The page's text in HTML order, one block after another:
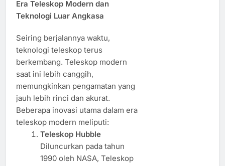
Era Teleskop Modern dan
Teknologi Luar Angkasa
Seiring berjalannya waktu,
teknologi teleskop terus
berkembang. Teleskop modern
saat ini lebih canggih,
memungkinkan pengamatan yang
jauh lebih rinci dan akurat.
Beberapa inovasi utama dalam era
teleskop modern meliputi:
Teleskop Hubble
Diluncurkan pada tahun
1990 oleh NASA, Teleskop